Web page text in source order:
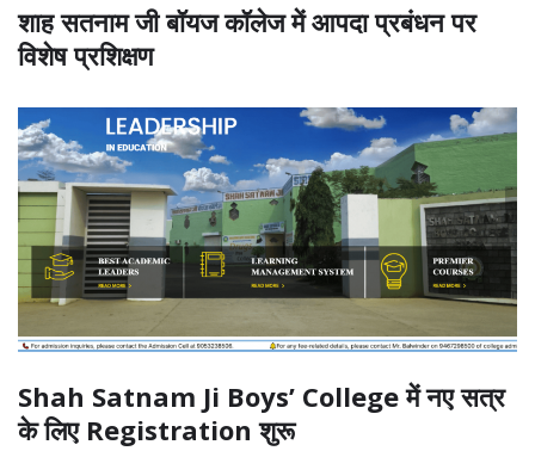
शाह सतनाम जी बॉयज कॉलेज में आपदा प्रबंधन पर
विशेष प्रशिक्षण
Shah Satnam Ji Boys’ College में नए सत्र
के लिए Registration शुरू